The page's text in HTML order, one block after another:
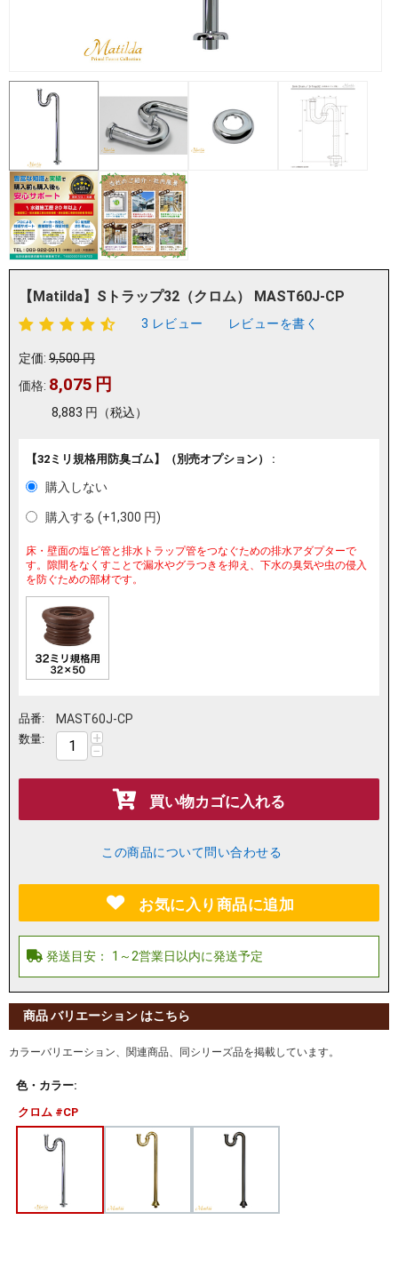
【Matilda】Sトラップ32（クロム） MAST60J-CP
3 レビュー レビューを書く
定価: 9,500円
価格: 8,075 円
8,883 円 （税込）
【32ミリ規格用防臭ゴム】（別売オプション） :
購入しない
購入する (+1,300 円)
床・壁面の塩ビ管と排水トラップ管をつなぐための排水アダプターで
す。隙間をなくすことで漏水やグラつきを抑え、下水の臭気や虫の侵入
を防ぐための部材です。
品番: MAST60J-CP
数量: +
−
買い物カゴに入れる
この商品について問い合わせる
お気に入り商品に追加
商品 バリエーション はこちら
カラーバリエーション、関連商品、同シリーズ品を掲載しています。
色・カラー:
クロム #CP